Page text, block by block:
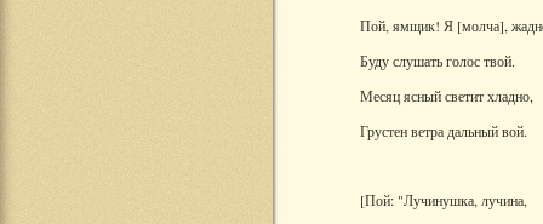
Пой, ямщик! Я [молча],
Буду слушать голос твой.
Месяц ясный светит хладно,
Грустен ветра дальный вой.
[Пой: "Лучинушка, лучина,